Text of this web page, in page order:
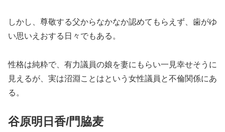
しかし、尊敬する父からなかなか認めてもらえず、歯がゆ
い思いえおする日々でもある。
性格は純粋で、有力議員の娘を妻にもらい一見幸せそうに
見えるが、実は沼淵ことはという女性議員と不倫関係にあ
る。
谷原明日香/門脇麦